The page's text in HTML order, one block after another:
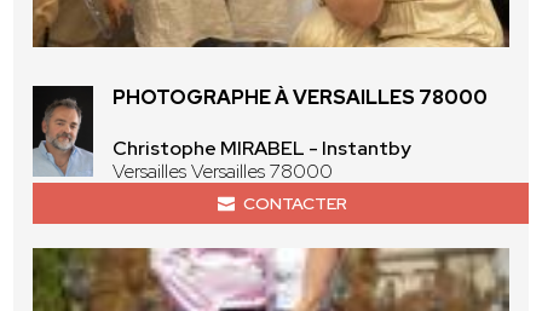
PHOTOGRAPHE À VERSAILLES 78000
Christophe MIRABEL - Instantby
Versailles Versailles 78000
CONTACTER